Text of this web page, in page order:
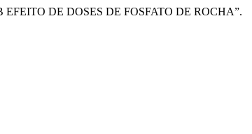
EFEITO DE DOSES DE FOSFATO DE ROCHA”.